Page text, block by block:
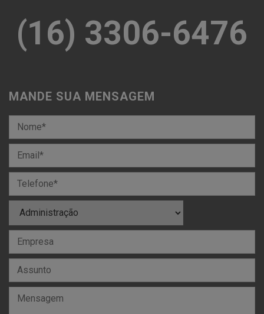
(16) 3306-6476
MANDE SUA MENSAGEM